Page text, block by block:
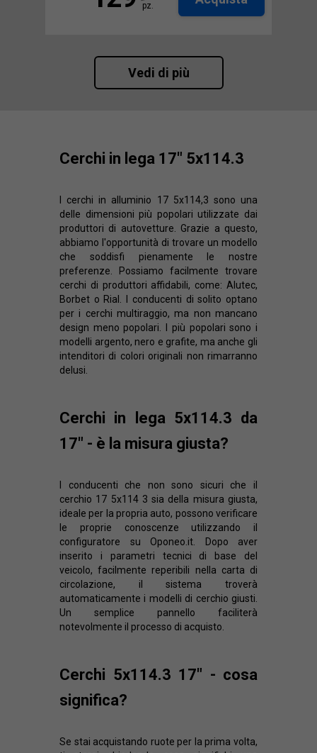
pz.
Vedi di più
Cerchi in lega 17" 5x114.3
I cerchi in alluminio 17 5x114,3 sono una
delle dimensioni più popolari utilizzate dai
produttori di autovetture. Grazie a questo,
abbiamo l'opportunità di trovare un modello
che soddisfi pienamente le nostre
preferenze. Possiamo facilmente trovare
cerchi di produttori affidabili, come: Alutec,
Borbet o Rial. I conducenti di solito optano
per i cerchi multiraggio, ma non mancano
design meno popolari. I più popolari sono i
modelli argento, nero e grafite, ma anche gli
intenditori di colori originali non rimarranno
delusi.
Cerchi in lega 5x114.3 da
17" - è la misura giusta?
I conducenti che non sono sicuri che il
cerchio 17 5x114 3 sia della misura giusta,
ideale per la propria auto, possono verificare
le proprie conoscenze utilizzando il
configuratore su Oponeo.it. Dopo aver
inserito i parametri tecnici di base del
veicolo, facilmente reperibili nella carta di
circolazione, il sistema troverà
automaticamente i modelli di cerchio giusti.
Un semplice pannello faciliterà
notevolmente il processo di acquisto.
Cerchi 5x114.3 17" - cosa
significa?
Se stai acquistando ruote per la prima volta,